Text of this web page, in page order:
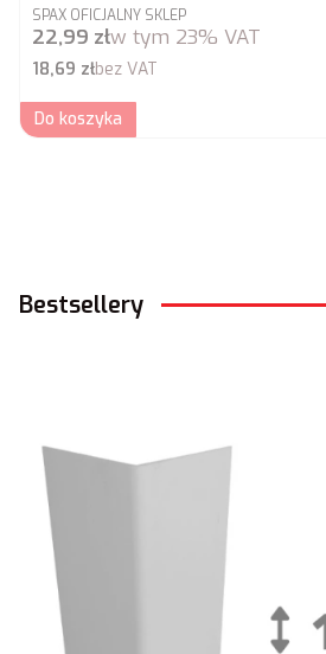
PRODUCENT
SPAX OFICJALNY SKLEP
Cena brutto
22,99 złw tym 23% VAT
Cena netto
18,69 złbez VAT
Do koszyka
Bestsellery